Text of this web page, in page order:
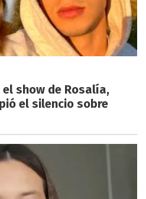
show de Rosalía,
el silencio sobre